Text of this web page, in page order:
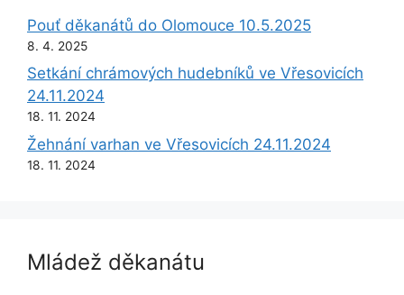
Pouť děkanátů do Olomouce 10.5.2025
8. 4. 2025
Setkání chrámových hudebníků ve Vřesovicích
24.11.2024
18. 11. 2024
Žehnání varhan ve Vřesovicích 24.11.2024
18. 11. 2024
Mládež děkanátu